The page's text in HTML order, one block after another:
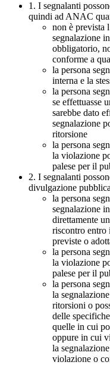
1. I segnalanti
quindi ad ANAC
non è prevista
segnalazione
obbligatorio,
conforme a
la persona
interna e la
la persona
se effettuasse
sarebbe dato
segnalazione
ritorsione
la persona
la violazione
palese per il
2. I segnalanti
divulgazione
la persona
segnalazione
direttamente
riscontro entro
previste o
la persona
la violazione
palese per il
la persona
la
ritorsioni o
delle
quelle in cui
oppure in cui
la
violazione o